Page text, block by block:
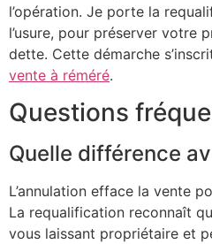
l’opération. Je porte la
l’usure, pour préserver votre
dette. Cette démarche
vente à réméré.
Questions
Quelle différence
L’annulation efface la vente
La requalification reconnaît
vous laissant propriétaire et